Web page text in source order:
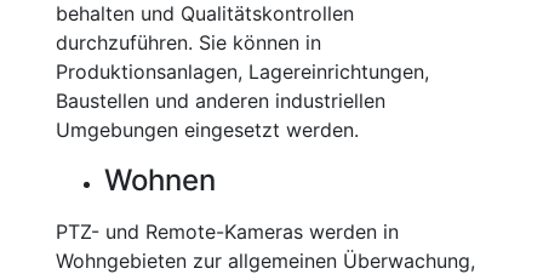
behalten und Qualitätskontrollen
durchzuführen. Sie können in
Produktionsanlagen, Lagereinrichtungen,
Baustellen und anderen industriellen
Umgebungen eingesetzt werden.
Wohnen
PTZ- und Remote-Kameras werden in
Wohngebieten zur allgemeinen Überwachung,